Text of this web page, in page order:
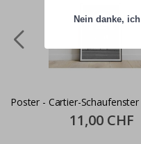
Poster - Cartier-Schaufenster
Special
Price
11,00 CHF
Nein danke,